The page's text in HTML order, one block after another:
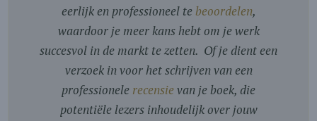
eerlijk en professioneel te beoordelen,
waardoor je meer kans hebt om je werk
succesvol in de markt te zetten. Of je dient een
verzoek in voor het schrijven van een
professionele recensievan je boek, die
potentiële lezers inhoudelijk over jouw